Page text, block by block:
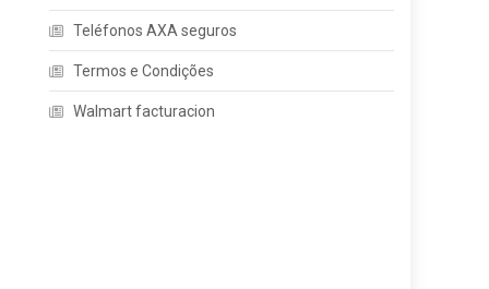
Teléfonos AXA seguros
Termos e Condições
Walmart facturacion